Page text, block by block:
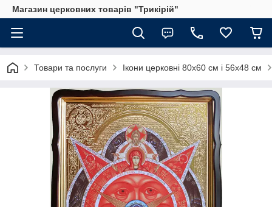
Магазин церковних товарів "Трикірій"
Товари та послуги Ікони церковні 80х60 см і 56х48 см